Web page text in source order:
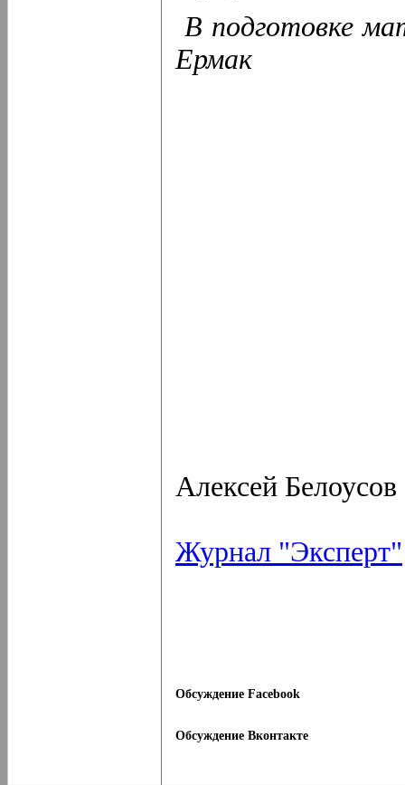
В подготовке
Ермак
Алексей Белоусов
Журнал "Эксперт"
Обсуждение Facebook
Обсуждение Вконтакте